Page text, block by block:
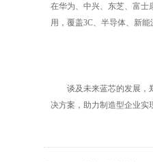
在华为、中兴、东芝、富士
用，覆盖3C、半导体、新
谈及未来蓝芯的发展，郑
决方案，助力制造型企业实